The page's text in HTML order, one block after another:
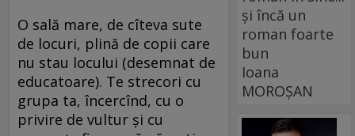
O sală mare, de cîteva sute
de locuri, plină de copii care
nu stau locului (desemnat de
educatoare). Te strecori cu
grupa ta, încercînd, cu o
privire de vultur şi cu
și încă un
roman foarte
bun
Ioana
MOROȘAN